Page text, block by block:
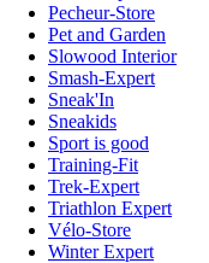
Pecheur-Store
Pet and Garden
Slowood Interior
Smash-Expert
Sneak'In
Sneakids
Sport is good
Training-Fit
Trek-Expert
Triathlon Expert
Vélo-Store
Winter Expert